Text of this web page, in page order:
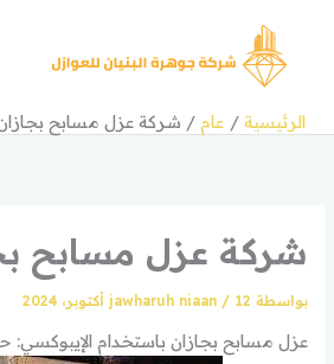
المحتوى
الرئيسية عام شركة عزل مسابح
شركة عزل مسابح
بواسطة jawharuh niaan / 12 أكتوبر، 2024
عزل مسابح بجازان باستخدام الإيبوكسي: